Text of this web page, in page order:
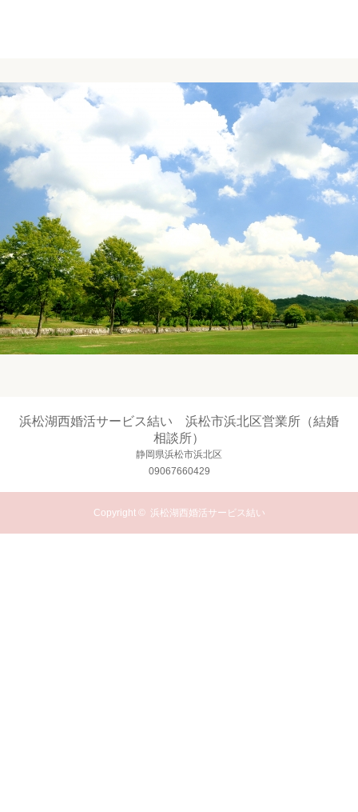
浜松湖西婚活サービス結い 浜松市浜北区営業所（結婚
相談所）
静岡県浜松市浜北区
09067660429
Copyright © 浜松湖西婚活サービス結い